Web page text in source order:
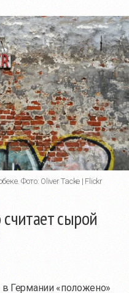
Фото: Oliver Tacke | Flickr
сырой
Германии «положено»